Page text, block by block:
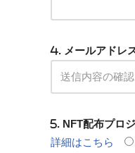
. メールアドレ
. NFT配布プロ
詳細はこちら